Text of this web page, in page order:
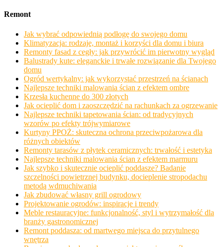
Remont
Jak wybrać odpowiednią podłogę do swojego domu
Klimatyzacja: rodzaje, montaż i korzyści dla domu i biura
Remonty fasad z cegły: jak przywrócić im pierwotny wygląd
Balustrady kute: eleganckie i trwałe rozwiązanie dla Twojego
domu
Ogród wertykalny: jak wykorzystać przestrzeń na ścianach
Najlepsze techniki malowania ścian z efektem ombre
Krzesła kuchenne do 300 złotych
Jak ocieplić dom i zaoszczędzić na rachunkach za ogrzewanie
Najlepsze techniki tapetowania ścian: od tradycyjnych
wzorów po efekty trójwymiarowe
Kurtyny PPOŻ: skuteczna ochrona przeciwpożarowa dla
różnych obiektów
Remonty tarasów z płytek ceramicznych: trwałość i estetyka
Najlepsze techniki malowania ścian z efektem marmuru
Jak szybko i skutecznie ocieplić poddasze? Badanie
szczelności powietrznej budynku, docieplenie stropodachu
metodą wdmuchiwania
Jak zbudować własny grill ogrodowy
Projektowanie ogrodów: inspiracje i trendy
Meble restauracyjne: funkcjonalność, styl i wytrzymałość dla
branży gastronomicznej
Remont poddasza: od martwego miejsca do przytulnego
wnętrza